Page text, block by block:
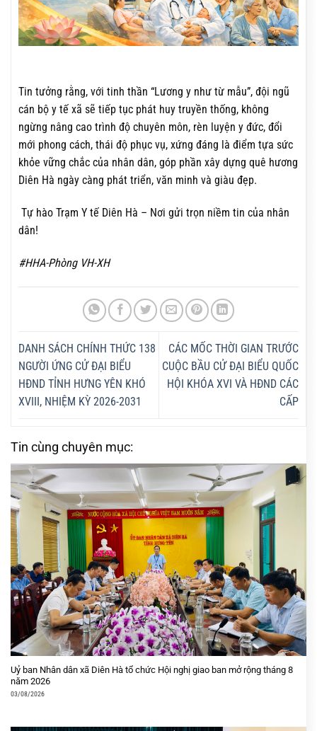
Tin tưởng rằng, với tinh thần “Lương y như từ mẫu”, đội ngũ
cán bộ y tế xã sẽ tiếp tục phát huy truyền thống, không
ngừng nâng cao trình độ chuyên môn, rèn luyện y đức, đổi
mới phong cách, thái độ phục vụ, xứng đáng là điểm tựa sức
khỏe vững chắc của nhân dân, góp phần xây dựng quê hương
Diên Hà ngày càng phát triển, văn minh và giàu đẹp.
Tự hào Trạm Y tế Diên Hà – Nơi gửi trọn niềm tin của nhân
dân!
#HHA-Phòng VH-XH
DANH SÁCH CHÍNH THỨC 138
NGƯỜI ỨNG CỬ ĐẠI BIỂU
HĐND TỈNH HƯNG YÊN KHÓ
XVIII, NHIỆM KỲ 2026-2031
CÁC MỐC THỜI GIAN TRƯỚC
CUỘC BẦU CỬ ĐẠI BIỂU QUỐC
HỘI KHÓA XVI VÀ HĐND CÁC
CẤP
Tin cùng chuyên mục:
Uỷ ban Nhân dân xã Diên Hà tổ chức Hội nghị giao ban mở rộng tháng 8
năm 2026
03/08/2026